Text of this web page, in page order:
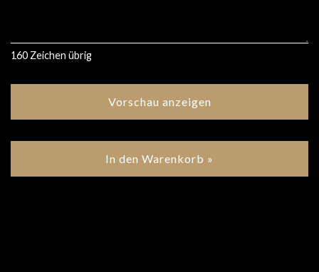
160 Zeichen übrig
Vorschau anzeigen
In den Warenkorb »